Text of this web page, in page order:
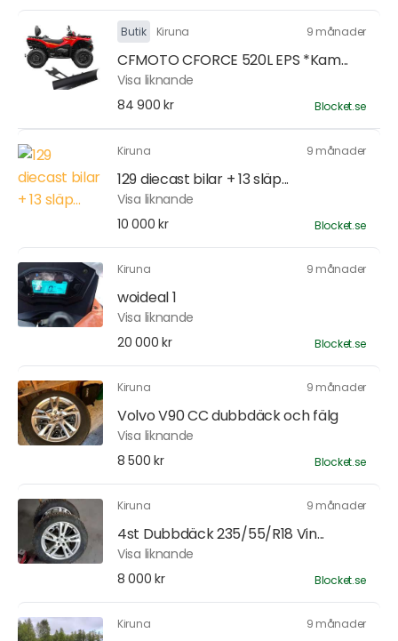
Butik Kiruna 9 månader
CFMOTO CFORCE 520L EPS *Kam...
Visa liknande
84 900 kr
Blocket.se
Kiruna 9 månader
129 diecast bilar + 13 släp...
Visa liknande
10 000 kr
Blocket.se
Kiruna 9 månader
woideal 1
Visa liknande
20 000 kr
Blocket.se
Kiruna 9 månader
Volvo V90 CC dubbdäck och fälg
Visa liknande
8 500 kr
Blocket.se
Kiruna 9 månader
4st Dubbdäck 235/55/R18 Vin...
Visa liknande
8 000 kr
Blocket.se
Kiruna 9 månader